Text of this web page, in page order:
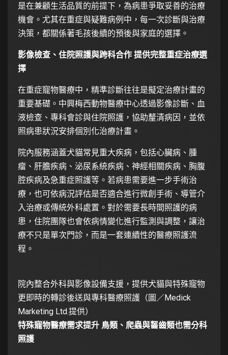
是在兼顧生活品質的前提下，為病患爭取妥善的治療
機會。尤其在重症與疑難病例中，每一次診斷與治療
決策，都關係著毛孩後續的預後與家庭的選擇。
影像檢查、住院照護與跨科合作 提供完整重症治療選
擇
在重症寵物醫療中，精準診斷往往是擬定治療計畫的
重要基礎。中興梅西動物醫療中心透過影像診斷、血
液檢查、專科會診與住院照護，協助釐清病因，並依
照病患狀況安排個別化治療計畫。
院內服務涵蓋犬貓常見重大疾病，包括心臟病、腫
瘤、肝膽疾病、泌尿系統疾病、神經相關疾病、胸腹
腔疾病及急重症照護等。若病患需要進一步手術治
療，也可依病況評估是否適合進行微創手術、導管介
入治療或傳統外科處置。對於需要長時間照護的病
患，住院團隊也會依病情變化進行監測與調整，讓治
療不只是單次門診，而是一套連續性的醫療照護流
程。
院內整合外科與影像設備支援，提供犬貓與特殊寵物
更即時的轉診後送與專科醫療照護（圖／Medick
Marketing Ltd.提供）
特殊寵物醫療需求提升 鳥類、爬蟲與齧齒類也需分科
照護